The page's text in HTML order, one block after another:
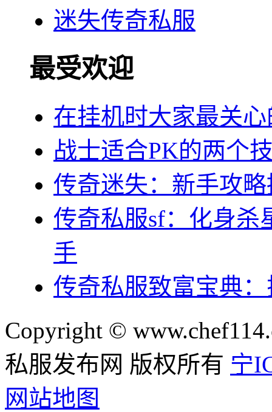
迷失传奇私服
最受欢迎
在挂机时大家最关
战士适合PK的两个
传奇迷失：新手攻
传奇私服sf：化身杀
手
传奇私服致富宝典
Copyright ©
私服发布网 版权所有 宁
网站地图